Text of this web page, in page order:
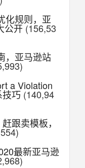
化规则，亚
公开 (156,53
，亚马逊站
a Violation
巧 (140,94
跟卖模板，
最新亚马逊